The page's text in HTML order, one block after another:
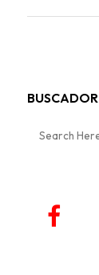
BUSCADOR